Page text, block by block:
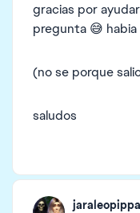
gracias por
pregunta 😅
(no se porque
saludos
jaraleopippa